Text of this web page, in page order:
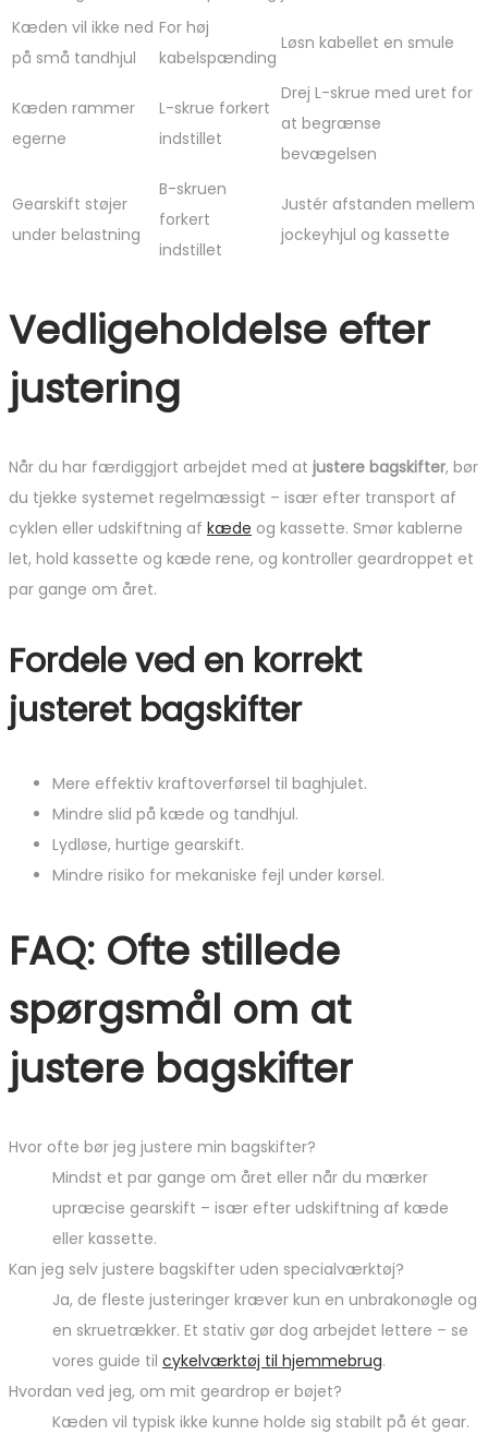
Kæden vil ikke ned
på små tandhjul
For høj
kabelspænding
Løsn kabellet en smule
Kæden rammer
egerne
L-skrue forkert
indstillet
Drej L-skrue med uret for
at begrænse
bevægelsen
Gearskift støjer
under belastning
B-skruen
forkert
indstillet
Justér afstanden mellem
jockeyhjul og kassette
Vedligeholdelse efter
justering
Når du har færdiggjort arbejdet med at justere bagskifter, bør
du tjekke systemet regelmæssigt – især efter transport af
cyklen eller udskiftning af kæde og kassette. Smør kablerne
let, hold kassette og kæde rene, og kontroller geardroppet et
par gange om året.
Fordele ved en korrekt
justeret bagskifter
Mere effektiv kraftoverførsel til baghjulet.
Mindre slid på kæde og tandhjul.
Lydløse, hurtige gearskift.
Mindre risiko for mekaniske fejl under kørsel.
FAQ: Ofte stillede
spørgsmål om at
justere bagskifter
Hvor ofte bør jeg justere min bagskifter?
Mindst et par gange om året eller når du mærker
upræcise gearskift – især efter udskiftning af kæde
eller kassette.
Kan jeg selv justere bagskifter uden specialværktøj?
Ja, de fleste justeringer kræver kun en unbrakonøgle og
en skruetrækker. Et stativ gør dog arbejdet lettere – se
vores guide til cykelværktøj til hjemmebrug.
Hvordan ved jeg, om mit geardrop er bøjet?
Kæden vil typisk ikke kunne holde sig stabilt på ét gear.